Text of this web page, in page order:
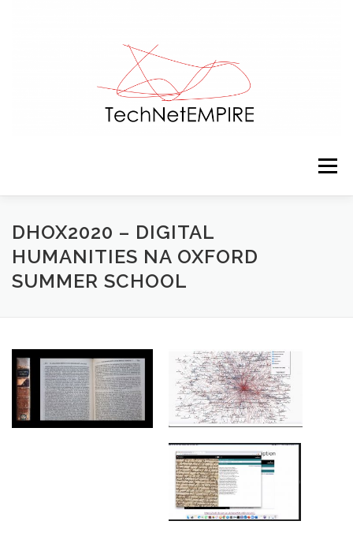
Menu
APRESENTAÇÃO EQUIPA
RECURSOS CONTACTOS
DHOX2020 – DIGITAL
HUMANITIES NA OXFORD
SUMMER SCHOOL